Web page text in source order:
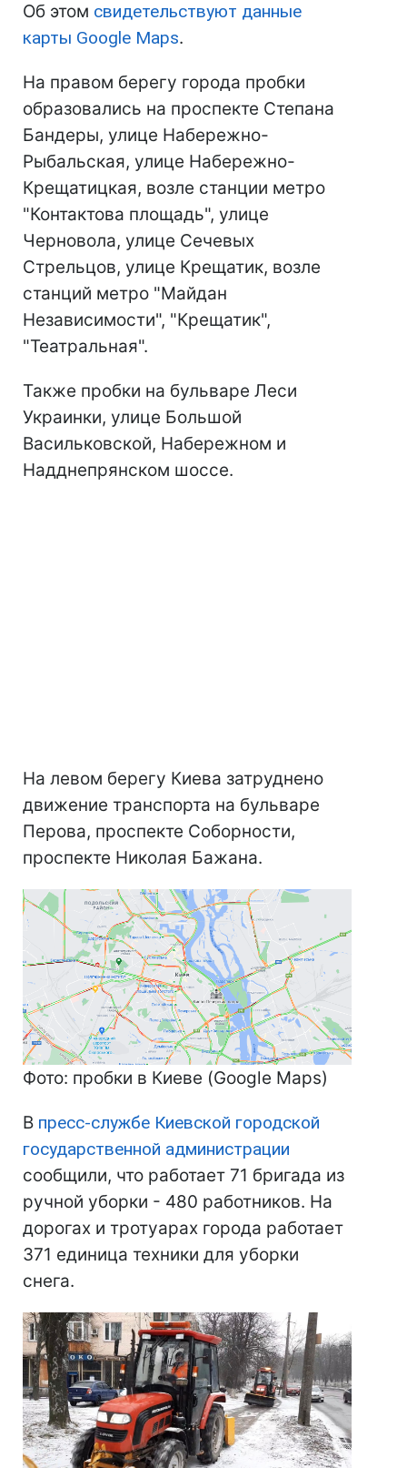
Об этом свидетельствуют данные
карты Google Maps.
На правом берегу города пробки
образовались на проспекте Степана
Бандеры, улице Набережно-
Рыбальская, улице Набережно-
Крещатицкая, возле станции метро
"Контактова площадь", улице
Черновола, улице Сечевых
Стрельцов, улице Крещатик, возле
станций метро "Майдан
Независимости", "Крещатик",
"Театральная".
Также пробки на бульваре Леси
Украинки, улице Большой
Васильковской, Набережном и
Надднепрянском шоссе.
На левом берегу Киева затруднено
движение транспорта на бульваре
Перова, проспекте Соборности,
проспекте Николая Бажана.
Фото: пробки в Киеве (Google Maps)
В пресс-службе Киевской городской
государственной администрации
сообщили, что работает 71 бригада из
ручной уборки - 480 работников. На
дорогах и тротуарах города работает
371 единица техники для уборки
снега.